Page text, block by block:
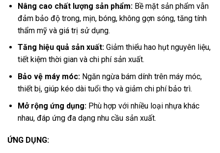
Nâng cao chất lượng sản phẩm:Bề mặt sản phẩm vẫn
đảm bảo độ trong, mịn, bóng, không gợn sóng, tăng tính
thẩm mỹ và giá trị sử dụng.
Tăng hiệu quả sản xuất:Giảm thiểu hao hụt nguyên liệu,
tiết kiệm thời gian và chi phí sản xuất.
Bảo vệ máy móc:Ngăn ngừa bám dính trên máy móc,
thiết bị, giúp kéo dài tuổi thọ và giảm chi phí bảo trì.
Mở rộng ứng dụng:Phù hợp với nhiều loại nhựa khác
nhau, đáp ứng đa dạng nhu cầu sản xuất.
ỨNG DỤNG: